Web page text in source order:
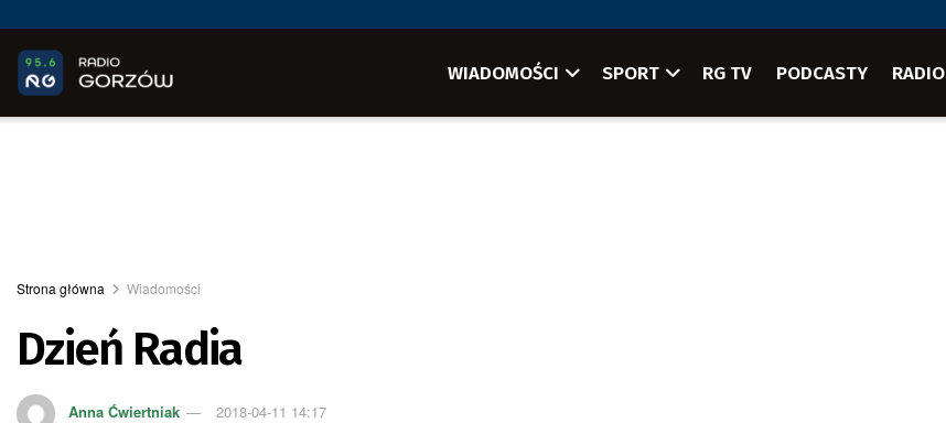
WIADOMOŚCI SPORT RG TV PODCASTY RADIO
Strona główna Wiadomości
Dzień Radia
Anna Ćwiertniak 2018-04-11 14:17